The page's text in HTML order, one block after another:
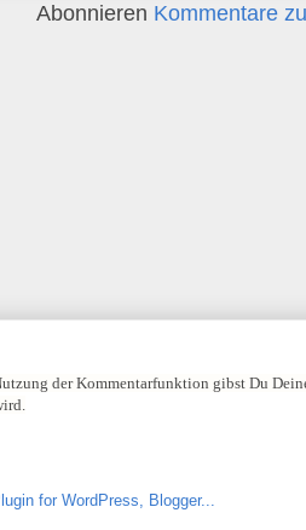
Abonnieren Kommentare
der Kommentarfunktion gibst Du